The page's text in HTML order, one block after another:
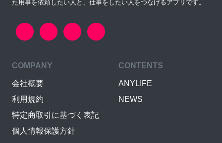
た用事を依頼したい人と、仕事をしたい人をつなげるアプリです。
COMPANY
会社概要
利用規約
特定商取引に基づく表記
個人情報保護方針
CONTENTS
ANYLIFE
NEWS